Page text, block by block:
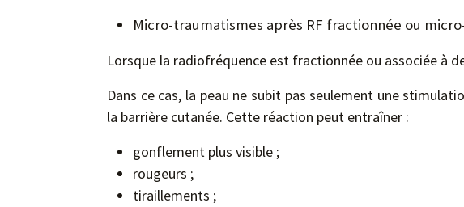
Micro-traumatismes après RF fractionnée ou
Lorsque la radiofréquence est fractionnée ou associée à
Dans ce cas, la peau ne subit pas seulement une
la barrière cutanée. Cette réaction peut entraîner :
gonflement plus visible ;
rougeurs ;
tiraillements ;